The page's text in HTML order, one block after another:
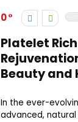
0
Platelet
Beauty and
In the ever-
advanced,